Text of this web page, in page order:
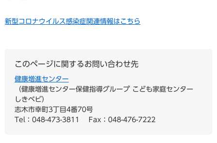
新型コロナウイルス感染症関連情報はこちら
このページに関するお問い合わせ先
健康増進センター
健康増進センター保健指導グループ こども家庭センター
しきベビ
志木市幸町3丁目4番70号
Tel：048-473-3811
Fax：048-476-7222